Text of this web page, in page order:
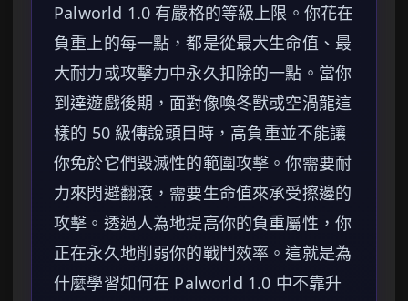
Palworld 1.0 有嚴格的等級上限。你花在
負重上的每一點，都是從最大生命值、最
大耐力或攻擊力中永久扣除的一點。當你
到達遊戲後期，面對像喚冬獸或空渦龍這
樣的 50 級傳說頭目時，高負重並不能讓
你免於它們毀滅性的範圍攻擊。你需要耐
力來閃避翻滾，需要生命值來承受擦邊的
攻擊。透過人為地提高你的負重屬性，你
正在永久地削弱你的戰鬥效率。這就是為
什麼學習如何在 Palworld 1.0 中不靠升